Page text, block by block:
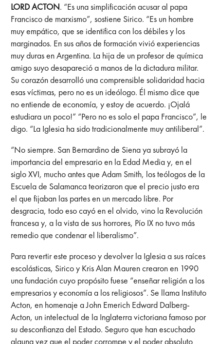
LORD ACTON. “Es una simplificación acusar al papa
Francisco de marxismo”, sostiene Sirico. “Es un hombre
muy empático, que se identifica con los débiles y los
marginados. En sus años de formación vivió experiencias
muy duras en Argentina. La hija de un profesor de química
amigo suyo desapareció a manos de la dictadura militar.
Su corazón desarrolló una comprensible solidaridad hacia
esas víctimas, pero no es un ideólogo. Él mismo dice que
no entiende de economía, y estoy de acuerdo. ¡Ojalá
estudiara un poco!” “Pero no es solo el papa Francisco”, le
digo. “La Iglesia ha sido tradicionalmente muy antiliberal”.
“No siempre. San Bernardino de Siena ya subrayó la
importancia del empresario en la Edad Media y, en el
siglo XVI, mucho antes que Adam Smith, los teólogos de la
Escuela de Salamanca teorizaron que el precio justo era
el que fijaban las partes en un mercado libre. Por
desgracia, todo eso cayó en el olvido, vino la Revolución
francesa y, a la vista de sus horrores, Pío IX no tuvo más
remedio que condenar el liberalismo”.
Para revertir este proceso y devolver la Iglesia a sus raíces
escolásticas, Sirico y Kris Alan Mauren crearon en 1990
una fundación cuyo propósito fuese “enseñar religión a los
empresarios y economía a los religiosos”. Se llama Instituto
Acton, en homenaje a John Emerich Edward Dalberg-
Acton, un intelectual de la Inglaterra victoriana famoso por
su desconfianza del Estado. Seguro que han escuchado
alguna vez que el poder corrompe y el poder absoluto